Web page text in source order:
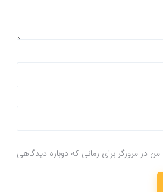
در مرورگر برای زمانی که دوباره دیدگاهی